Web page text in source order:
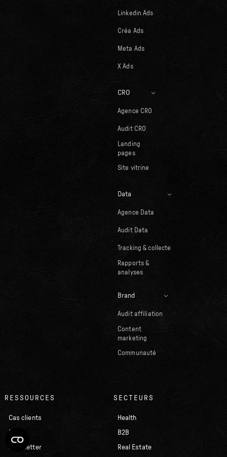
Linkedin Ads
Créa Ads
Meta Ads
X Ads
CRO
Agence CRO
Audit CRO
Landing
pages
Site vitrine
Data
Agence Data
Audit Data
Tracking & collecte
Rapports &
analyses
Brand
Audit affiliation
Content
marketing
Communauté
RESSOURCES
Cas clients
Blog
Newsletter
SECTEURS
Health
B2B
Real Estate